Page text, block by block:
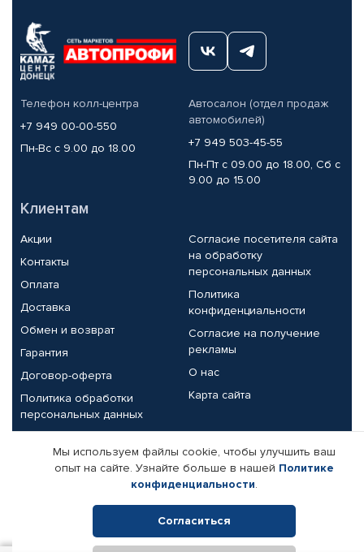
Телефон колл-центра
+7 949 00-00-550
Пн-Вс с 9.00 до 18.00
Автосалон (отдел продаж
автомобилей)
+7 949 503-45-55
Пн-Пт с 09.00 до 18.00, Сб с
9.00 до 15.00
Клиентам
Акции
Контакты
Оплата
Доставка
Обмен и возврат
Гарантия
Договор-оферта
Политика обработки
персональных данных
Согласие посетителя сайта
на обработку
персональных данных
Политика
конфиденциальности
Согласие на получение
рекламы
О нас
Карта сайта
Партнерам
Корпоративным клиентам
Поставщикам
Реквизиты компании
Мы используем файлы cookie, чтобы улучшить ваш
опыт на сайте. Узнайте больше в нашей Политике
конфиденциальности.
Согласиться